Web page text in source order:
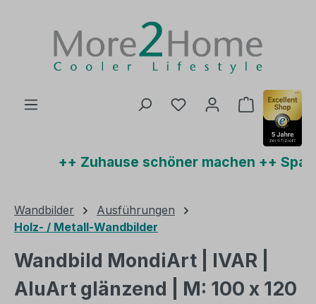
Du hast 0 Produkte
++ Zuhause schöner machen ++
Wandbilder
Ausführungen
Holz- / Metall-Wandbilder
Wandbild MondiArt | IVAR |
AluArt glänzend | M: 100 x 120